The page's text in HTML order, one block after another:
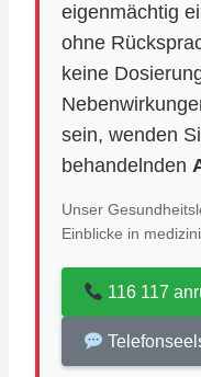
eigenmächtig
ohne
keine
sein, wenden
behandelnden
Unser
Einblicke in
116 117